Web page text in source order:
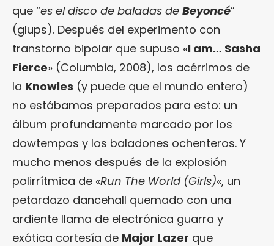
que “es el disco de baladas de Beyoncé”
(glups). Después del experimento con
transtorno bipolar que supuso «I am… Sasha
Fierce» (Columbia, 2008), los acérrimos de
la Knowles (y puede que el mundo entero)
no estábamos preparados para esto: un
álbum profundamente marcado por los
dowtempos y los baladones ochenteros. Y
mucho menos después de la explosión
polirrítmica de «Run The World (Girls)«, un
petardazo dancehall quemado con una
ardiente llama de electrónica guarra y
exótica cortesía de Major Lazer que